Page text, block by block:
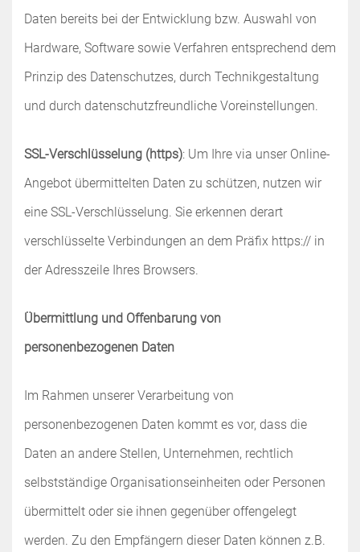
Daten bereits bei der Entwicklung bzw. Auswahl von
Hardware, Software sowie Verfahren entsprechend dem
Prinzip des Datenschutzes, durch Technikgestaltung
und durch datenschutzfreundliche Voreinstellungen.
SSL-Verschlüsselung (https): Um Ihre via unser Online-
Angebot übermittelten Daten zu schützen, nutzen wir
eine SSL-Verschlüsselung. Sie erkennen derart
verschlüsselte Verbindungen an dem Präfix https:// in
der Adresszeile Ihres Browsers.
Übermittlung und Offenbarung von
personenbezogenen Daten
Im Rahmen unserer Verarbeitung von
personenbezogenen Daten kommt es vor, dass die
Daten an andere Stellen, Unternehmen, rechtlich
selbstständige Organisationseinheiten oder Personen
übermittelt oder sie ihnen gegenüber offengelegt
werden. Zu den Empfängern dieser Daten können z.B.